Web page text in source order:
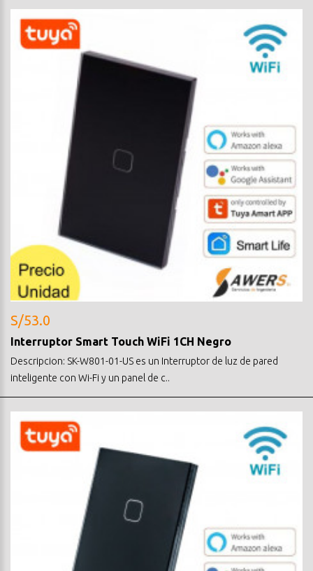
S/53.0
Interruptor Smart Touch WiFi 1CH Negro
Descripcion: SK-W801-01-US es un Interruptor de luz de pared
inteligente con Wi-Fi y un panel de c..